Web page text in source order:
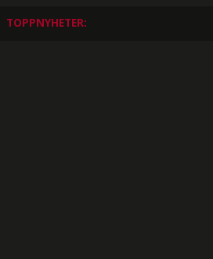
TOPPNYHETER: